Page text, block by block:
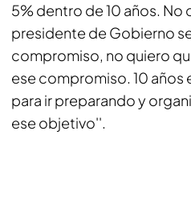
5% dentro de 10 años.
presidente de Gobierno
compromiso, no quiero
ese compromiso. 10 años
para ir preparando y
ese objetivo''.